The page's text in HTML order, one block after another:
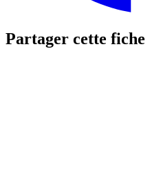
Partager cette fiche